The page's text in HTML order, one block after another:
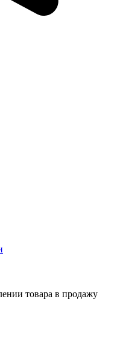
товара в продажу